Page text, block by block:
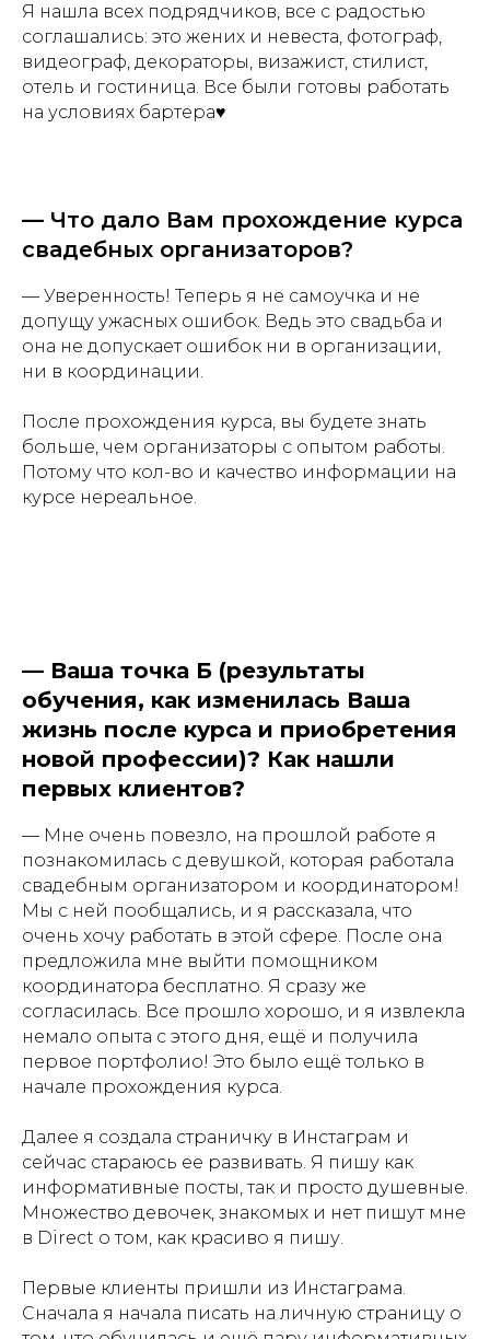
Я нашла всех подрядчиков, все с радостью
соглашались: это жених и невеста, фотограф,
видеограф, декораторы, визажист, стилист,
отель и гостиница. Все были готовы работать
на условиях бартера♥️
— Что дало Вам прохождение курса
свадебных организаторов?
— Уверенность! Теперь я не самоучка и не
допущу ужасных ошибок. Ведь это свадьба и
она не допускает ошибок ни в организации,
ни в координации.
После прохождения курса, вы будете знать
больше, чем организаторы с опытом работы.
Потому что кол-во и качество информации на
курсе нереальное.
— Ваша точка Б (результаты
обучения, как изменилась Ваша
жизнь после курса и приобретения
новой профессии)? Как нашли
первых клиентов?
— Мне очень повезло, на прошлой работе я
познакомилась с девушкой, которая работала
свадебным организатором и координатором!
Мы с ней пообщались, и я рассказала, что
очень хочу работать в этой сфере. После она
предложила мне выйти помощником
координатора бесплатно. Я сразу же
согласилась. Все прошло хорошо, и я извлекла
немало опыта с этого дня, ещё и получила
первое портфолио! Это было ещё только в
начале прохождения курса.
Далее я создала страничку в Инстаграм и
сейчас стараюсь ее развивать. Я пишу как
информативные посты, так и просто душевные.
Множество девочек, знакомых и нет пишут мне
в Direct о том, как красиво я пишу.
Первые клиенты пришли из Инстаграма.
Сначала я начала писать на личную страницу о